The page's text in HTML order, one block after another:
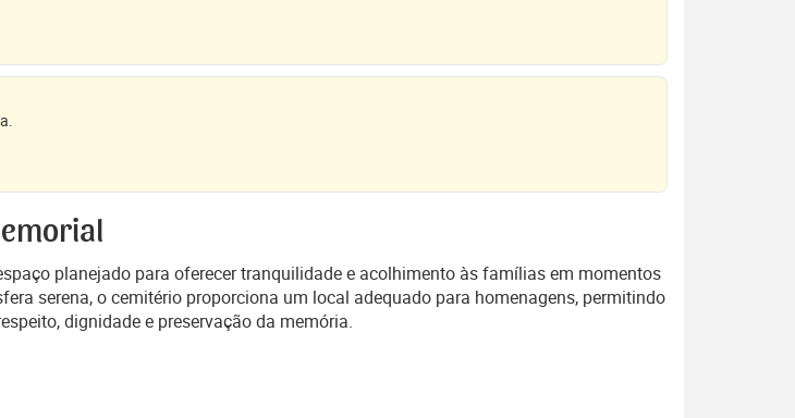
planejado para oferecer tranquilidade e acolhimento às famílias em momentos
serena, o cemitério proporciona um local adequado para homenagens, permitindo
dignidade e preservação da memória.